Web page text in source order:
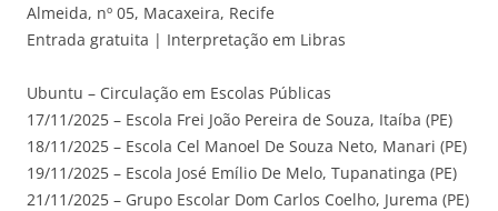
Almeida, nº 05, Macaxeira, Recife
Entrada gratuita | Interpretação em Libras
Ubuntu – Circulação em Escolas Públicas
17/11/2025 – Escola Frei João Pereira de Souza, Itaíba (PE)
18/11/2025 – Escola Cel Manoel De Souza Neto, Manari (PE)
19/11/2025 – Escola José Emílio De Melo, Tupanatinga (PE)
21/11/2025 – Grupo Escolar Dom Carlos Coelho, Jurema (PE)